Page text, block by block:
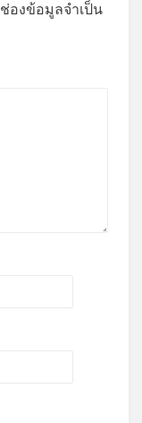
ช่องข้อมูลจำเป็น